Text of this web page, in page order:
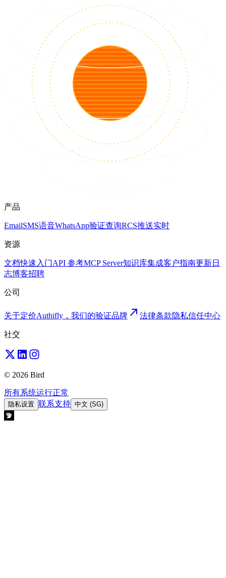
产品
EmailSMS语音WhatsApp验证查询RCS推送实时
资源
文档快速入门API 参考MCP Server知识库集成客户指南更新日
志博客招聘
公司
关于定价Authifly，我们的验证品牌 法律条款隐私信任中心
社交
© 2026 Bird
所有系统运行正常
隐私设置 联系支持 中文 (SG)